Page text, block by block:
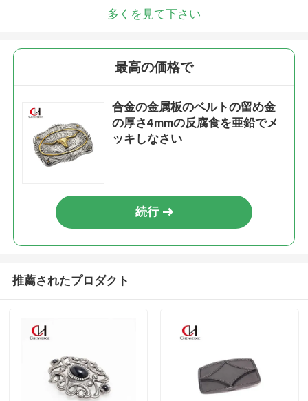
多くを見て下さい
最高の価格で
合金の金属板のベルトの留め金
の厚さ4mmの反腐食を亜鉛でメ
ッキしなさい
続行
推薦されたプロダクト